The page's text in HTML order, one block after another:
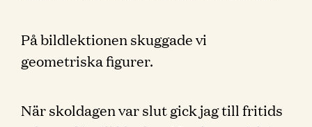
På bildlektionen skuggade vi
geometriska figurer.
När skoldagen var slut gick jag till fritids